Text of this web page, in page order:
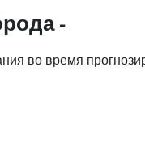
-
во время